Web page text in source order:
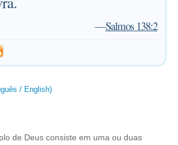
—Salmos 138:2
/ English)
de Deus consiste em uma ou duas